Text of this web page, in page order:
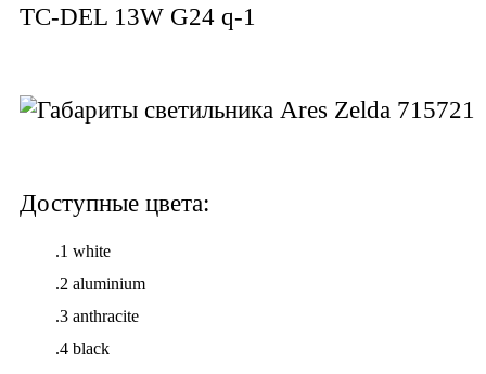
TC-DEL 13W G24 q-1
Доступные цвета:
.1 white
.2 aluminium
.3 anthracite
.4 black